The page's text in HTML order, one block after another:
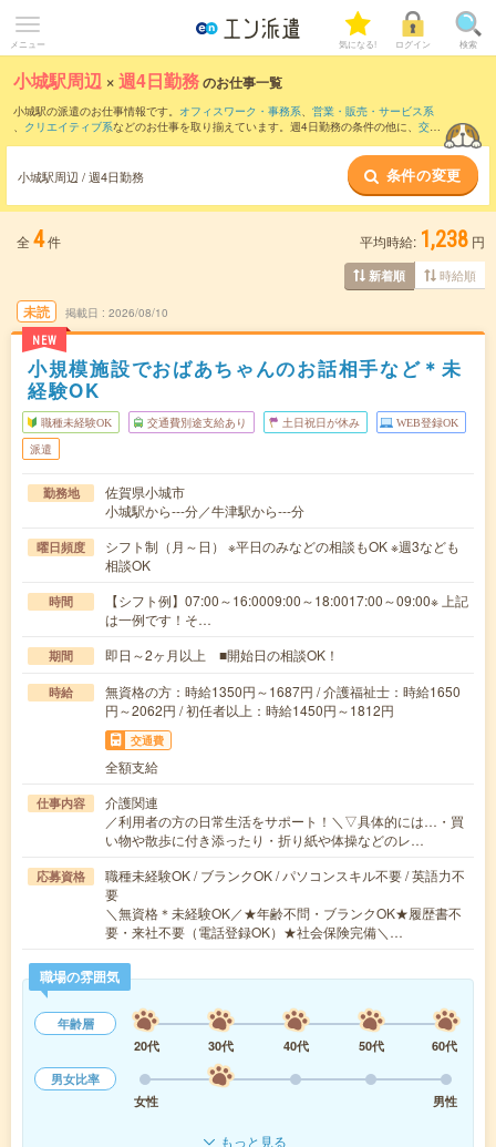
メニュー 気になる! ログイン 検索
小城駅周辺 ×週4日勤務のお仕事一覧
小城駅の派遣のお仕事情報です。 オフィスワーク・事務系、 営業・販売・サービス系
、 クリエイティブ系などのお仕事を取り揃えています。週4日勤務の条件の他に、 交通
小城駅周辺 / 週4日勤務 条件の変更
全 4件 平均時給: 1,238 円
新着順 時給順
未読
NEW
掲載日 2026/08/10
小規模施設でおばあちゃんのお話相手など＊未
経験OK
職種未経験OK 交通費別途支給あり 土日祝日が休み WEB登録OK
派遣
勤務地
佐賀県小城市
小城駅から---分／牛津駅から---分
曜日頻度
シフト制（月～日） ※平日のみなどの相談もOK ※週3なども
相談OK
時間
【シフト例】07:00～16:0009:00～18:0017:00～09:00※ 上記
は一例です！そ…
期間 即日～2ヶ月以上 ■開始日の相談OK！
時給
無資格の方：時給1350円～1687円 / 介護福祉士：時給1650
円～2062円 / 初任者以上：時給1450円～1812円
交通費
全額支給
仕事内容
介護関連
／利用者の方の日常生活をサポート！＼▽具体的には…・買
い物や散歩に付き添ったり・折り紙や体操などのレ…
応募資格
職種未経験OK / ブランクOK / パソコンスキル不要 / 英語力不
要
＼無資格＊未経験OK／★年齢不問・ブランクOK★履歴書不
要・来社不要（電話登録OK）★社会保険完備＼…
職場の雰囲気
年齢層
20代
30代 40代 50代
60代
男女比率
女性
男性
もっと見る